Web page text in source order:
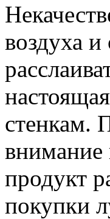
воздуха
стенкам.
внимание
продукт
покупки